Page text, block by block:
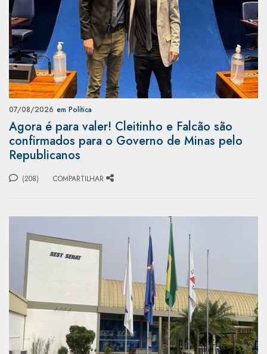
07/08/2026 em Política
Agora é para valer! Cleitinho e Falcão são
confirmados para o Governo de Minas pelo
Republicanos
(208) COMPARTILHAR